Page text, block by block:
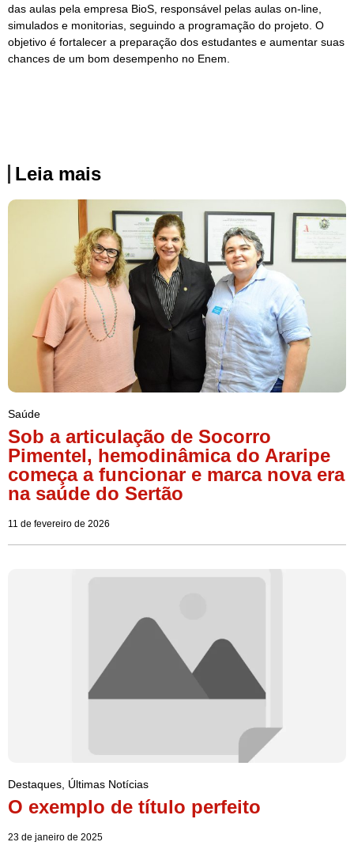
das aulas pela empresa BioS, responsável pelas aulas on-line,
simulados e monitorias, seguindo a programação do projeto. O
objetivo é fortalecer a preparação dos estudantes e aumentar suas
chances de um bom desempenho no Enem.
Leia mais
Saúde
Sob a articulação de Socorro
Pimentel, hemodinâmica do Araripe
começa a funcionar e marca nova era
na saúde do Sertão
11 de fevereiro de 2026
Destaques Últimas Notícias
O exemplo de título perfeito
23 de janeiro de 2025